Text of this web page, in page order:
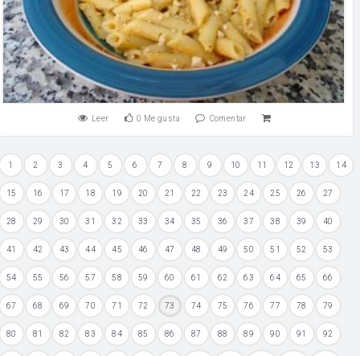
Leer 0 Me gusta Comentar
1 2 3 4 5 6 7 8 9 10 11 12 13 14
15 16 17 18 19 20 21 22 23 24 25 26 27
28 29 30 31 32 33 34 35 36 37 38 39 40
41 42 43 44 45 46 47 48 49 50 51 52 53
54 55 56 57 58 59 60 61 62 63 64 65 66
67 68 69 70 71 72 73 74 75 76 77 78 79
80 81 82 83 84 85 86 87 88 89 90 91 92